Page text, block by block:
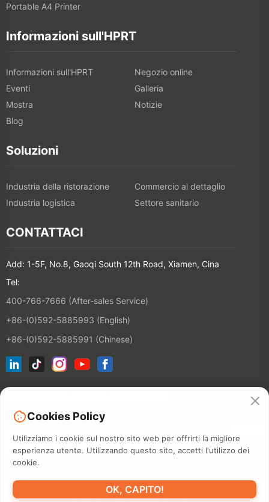
Portable A4 Printer
Informazioni sull'HPRT
Informazioni sull'HPRT
Negozio online
Eventi
Galleria
Mostra
Notizie
Blog
Soluzioni
Industria della ristorazione
Commercio al dettaglio
Industria logistica
Settore sanitario
CONTATTACI
Add: 1-5F, No.8, Gaoqi South 12th Road, Xiamen, Cina
Tel:
400-766-7666 (After-sales Service)
+86-(0)592-5885993 (English)
+86-(0)592-5885991 (Chinese)
©2026 XIAMEN HANIN CO., LTD.INFORMATIVA SULLA PRIVACY
DURATA D'USO MAPPA DEL SITO
Cookies Policy
Utilizziamo i cookie sul nostro sito web per offrirti la migliore
esperienza utente. Utilizzando questo sito, accetti l'utilizzo dei
cookie.
OK, CAPITO!